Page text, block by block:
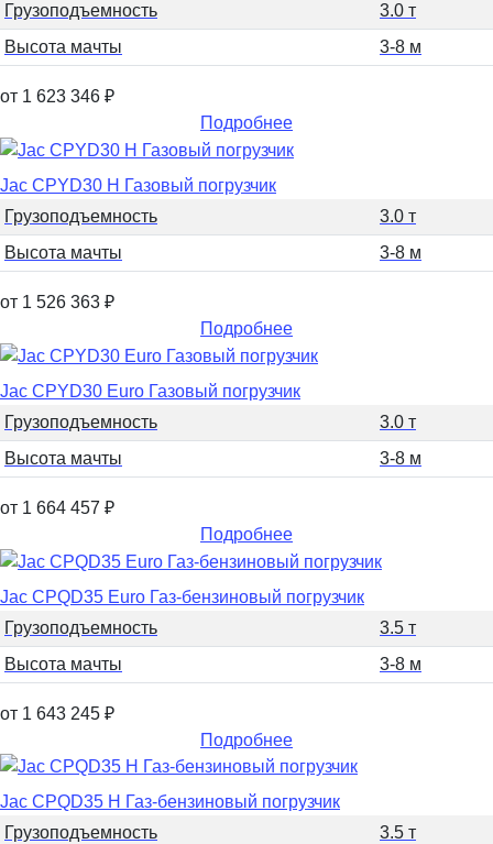
Грузоподъемность
3.0 т
Высота мачты
3-8 м
от 1 623 346 ₽
Подробнее
Jac CPYD30 H Газовый погрузчик
Грузоподъемность
3.0 т
Высота мачты
3-8 м
от 1 526 363 ₽
Подробнее
Jac CPYD30 Euro Газовый погрузчик
Грузоподъемность
3.0 т
Высота мачты
3-8 м
от 1 664 457 ₽
Подробнее
Jac CPQD35 Euro Газ-бензиновый погрузчик
Грузоподъемность
3.5 т
Высота мачты
3-8 м
от 1 643 245 ₽
Подробнее
Jac CPQD35 H Газ-бензиновый погрузчик
Грузоподъемность
3.5 т